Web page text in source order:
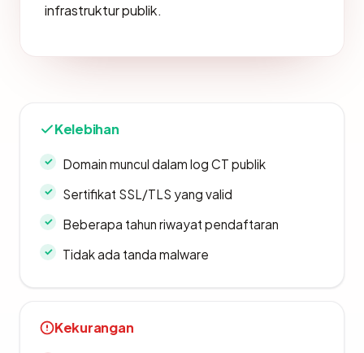
infrastruktur publik.
Kelebihan
Domain muncul dalam log CT publik
Sertifikat SSL/TLS yang valid
Beberapa tahun riwayat pendaftaran
Tidak ada tanda malware
Kekurangan